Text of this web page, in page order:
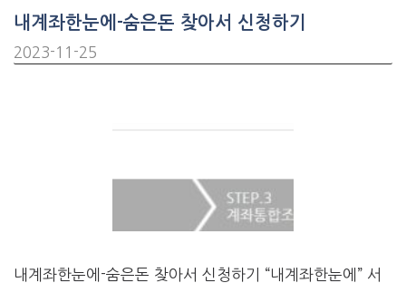
내계좌한눈에-숨은돈 찾아서 신청하기
2023-11-25
내계좌한눈에-숨은돈 찾아서 신청하기 “내계좌한눈에” 서